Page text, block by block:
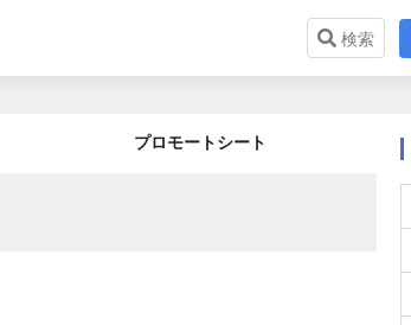
検索
プロモートシート